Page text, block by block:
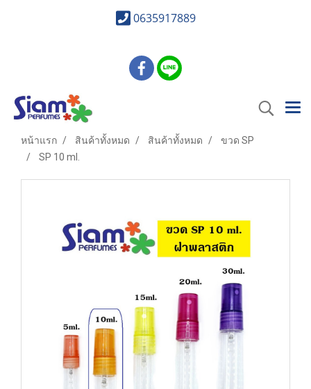
0635917889
หน้าแรก สินค้าทั้งหมด สินค้าทั้งหมด
ขวด SP
SP 10 ml.